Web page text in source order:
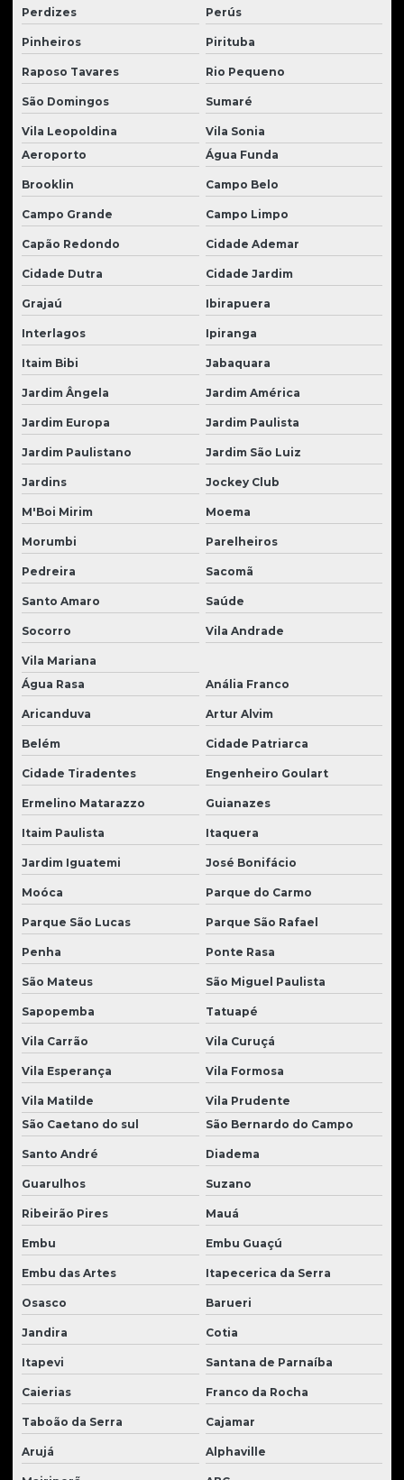
Peças para escavadeiras case
Peças para escavadeiras Hyundai
Peças para escavadeiras komatsu
Peças para moto scraper
Peças para motoniveladoras
Peças para motor cummins
Peças para motor perkins
Peças para motor de trator
Peças para pá carregadeira
Peças para retroescavadeiras
Peças para tratores
Peças para tratores caterpillar
Peças para tratores de esteira
Peças para tratores komatsu
Peças para tratores new holland
Peças para tratores volvo
Peças usadas para tratores
Pinos e buchas para tratores
Pistão hidráulico para trator
Pneus para carregadeiras
Radiador de óleo para tratores
Redutor de giro escavadeira
Reforma de motores de tratores
Reforma de tratores
Retifica de motores de tratores
Retroescavadeira usada
Retroescavadeira usada para venda
Retroescavadeira à venda
Roda para carregadeira
Rolamentos para tratores
Rolete para tratores
Rolos compactadores usados
Solenoides para tratores
Tanque para tratores
Transmissão trator
Transmissão tratores e peças
Tratores case à venda
Tratores case à venda
Tratores de esteira à venda
Tratores Hyundai usados
Perdizes Perús
Pinheiros Pirituba
Raposo Tavares Rio Pequeno
São Domingos Sumaré
Vila Leopoldina
Vila Sonia
Aeroporto
Água Funda
Brooklin Campo Belo
Campo Grande Campo Limpo
Capão Redondo Cidade Ademar
Cidade Dutra Cidade Jardim
Grajaú Ibirapuera
Interlagos Ipiranga
Itaim Bibi Jabaquara
Jardim Ângela Jardim América
Jardim Europa Jardim Paulista
Jardim Paulistano Jardim São Luiz
Jardins Jockey Club
M'Boi Mirim Moema
Morumbi Parelheiros
Pedreira Sacomã
Santo Amaro Saúde
Socorro Vila Andrade
Vila Mariana
Água Rasa
Anália Franco
Aricanduva Artur Alvim
Belém Cidade Patriarca
Cidade Tiradentes Engenheiro Goulart
Ermelino Matarazzo Guianazes
Itaim Paulista Itaquera
Jardim Iguatemi José Bonifácio
Moóca Parque do Carmo
Parque São Lucas Parque São Rafael
Penha Ponte Rasa
São Mateus São Miguel Paulista
Sapopemba Tatuapé
Vila Carrão Vila Curuçá
Vila Esperança Vila Formosa
Vila Matilde
Vila Prudente
São Caetano do sul
São Bernardo do Campo
Santo André Diadema
Guarulhos Suzano
Ribeirão Pires Mauá
Embu Embu Guaçú
Embu das Artes Itapecerica da Serra
Osasco Barueri
Jandira Cotia
Itapevi Santana de Parnaíba
Caierias Franco da Rocha
Taboão da Serra Cajamar
Arujá Alphaville